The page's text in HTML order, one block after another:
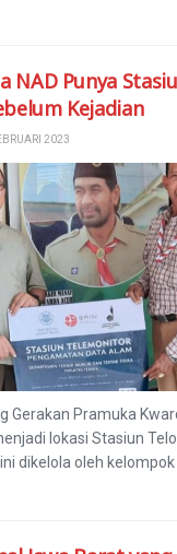
NAD Punya
Kejadian
2023
Gerakan Pramuka
lokasi Stasiun
dikelola oleh